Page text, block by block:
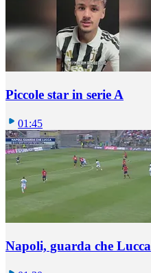
Piccole star in serie A
01:45
Napoli, guarda che Lucca